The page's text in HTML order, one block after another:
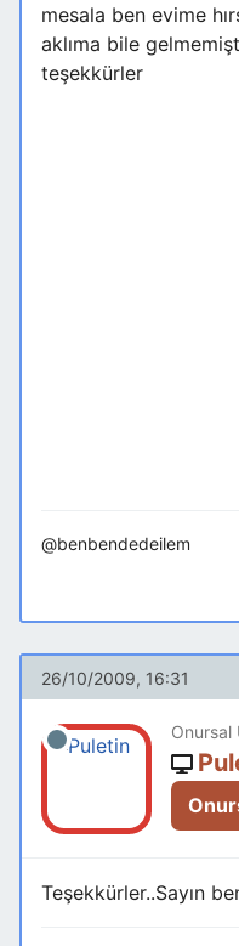
mesala ben evime
aklıma bile
teşekkürler
@benbendedeilem
26/10/2009, 16:31
Onursal
Teşekkürler..Sayın